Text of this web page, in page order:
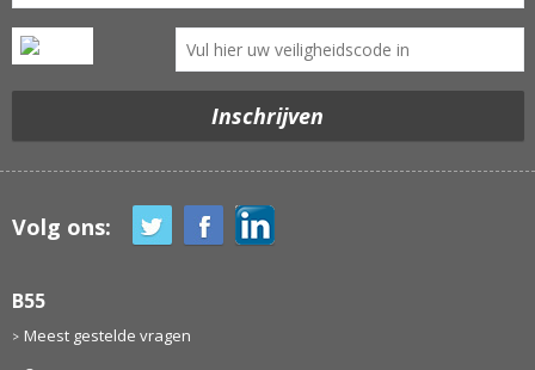
Volg ons:
B55
Meest gestelde vragen